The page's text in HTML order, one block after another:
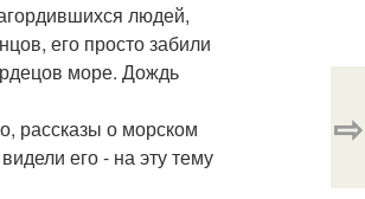
людей,
его просто забили
море. Дождь
рассказы о морском
его - на эту тему
⇨